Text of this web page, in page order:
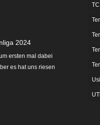
2024
ersten mal dabei
es hat uns riesen